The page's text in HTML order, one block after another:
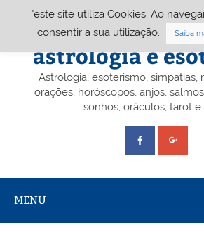
Portal A&E –
astrologia e
Astrologia, esoterismo, simpatias,
orações, horóscopos, anjos,
sonhos, oráculos, tarot e
MENU
"este site utiliza Cookies. Ao
consentir a sua utilização.
Saiba